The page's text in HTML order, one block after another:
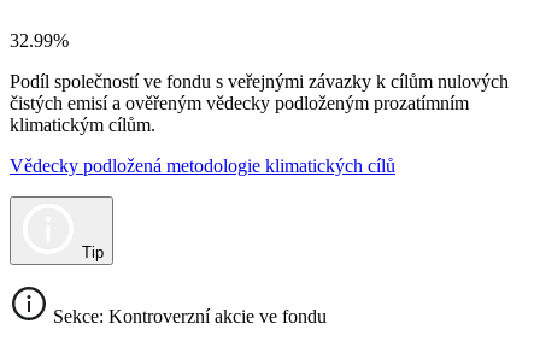
32.99%
Podíl společností ve fondu s veřejnými závazky k cílům nulových
čistých emisí a ověřeným vědecky podloženým prozatímním
klimatickým cílům.
Vědecky podložená metodologie klimatických cílů
Tip
Sekce: Kontroverzní akcie ve fondu